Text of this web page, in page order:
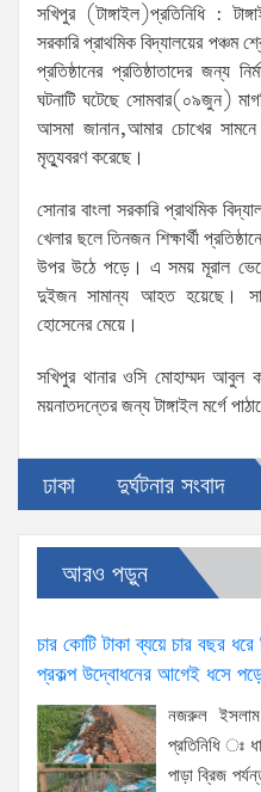
সখিপুর (টাঙ্গাইল)প্রতিনিধি :
সরকারি প্রাথমিক বিদ্যালয়ের পঞ্চম
প্রতিষ্ঠানের প্রতিষ্ঠাতাদের জন্য
ঘটনাটি ঘটেছে সোমবার(০৯জুন)
আসমা জানান,আমার চোখের
মৃত্যুবরণ করেছে।
সোনার বাংলা সরকারি প্রাথমিক
খেলার ছলে তিনজন শিক্ষার্থী
উপর উঠে পড়ে। এ সময় মূরাল
দুইজন সামান্য আহত হয়েছে।
হোসেনের মেয়ে।
সখিপুর থানার ওসি মোহাম্মদ আবুল
ময়নাতদন্তের জন্য টাঙ্গাইল মর্গে
ঢাকা দুর্ঘটনার সংবাদ
আরও পড়ুন
চার কোটি টাকা ব্যয়ে চার বছর
প্রকল্প উদ্বোধনের আগেই ধসে
নজরুল
প্রতিনিধি ঃ
পাড়া ব্রিজ